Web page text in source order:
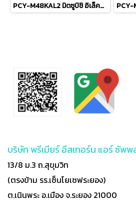
PCY-M48KAL2 มิตซูบิชิ อิเล็คทริค มิตเตอร์สลิม MITSUBISHI ELECTRIC แบบแขวนใต้ฝ้า รุ่น Ceiling Suspended Inverter M-Series R-32 ขนาด 48,109BTU #5 รีโมทไร้สาย 2026 (เฉพาะเครื่อง)
บริษัท พรีเมียร์ อีสเทอร์น แอร์ ซัพพ
13/8 ม.3 ถ.สุขุมวิท
(ตรงข้าม รร.เซ็นโยเซฟระยอง)
ต.เนินพระ อ.เมือง จ.ระยอง 21000